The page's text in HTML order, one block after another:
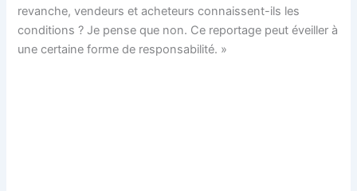
revanche, vendeurs et acheteurs connaissent-ils les
conditions ? Je pense que non. Ce reportage peut éveiller à
une certaine forme de responsabilité. »